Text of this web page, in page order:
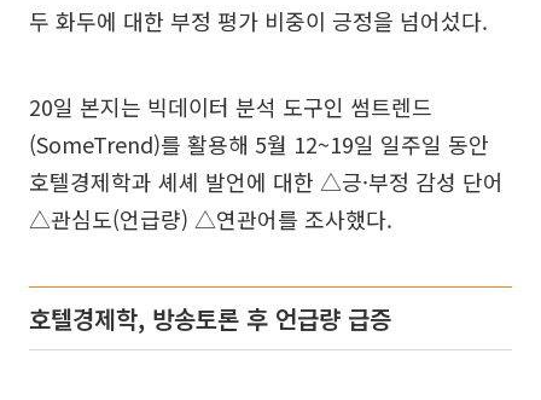
두 화두에 대한 부정 평가 비중이 긍정을 넘어섰다.
20일 본지는 빅데이터 분석 도구인 썸트렌드
(SomeTrend)를 활용해 5월 12~19일 일주일 동안
호텔경제학과 셰셰 발언에 대한 △긍·부정 감성 단어
△관심도(언급량) △연관어를 조사했다.
호텔경제학, 방송토론 후 언급량 급증